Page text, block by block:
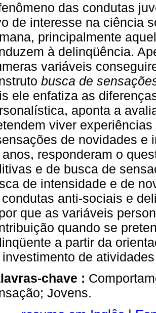
das condutas
de interesse na ciência
principalmente
à delinqüência.
variáveis
busca de
ele enfatiza as
aponta a
viver
de novidades e
anos, responderam o
e de busca de
de intensidade e de
anti-sociais e
que as variáveis
quando se
a partir da
investimento de
chave :
Jovens.